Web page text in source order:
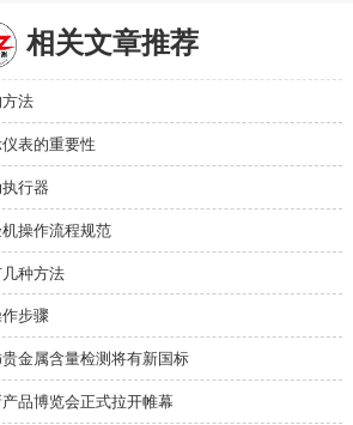
相关文章推荐
法
表的重要性
行器
操作流程规范
种方法
步骤
金属含量检测将有新国标
品博览会正式拉开帷幕